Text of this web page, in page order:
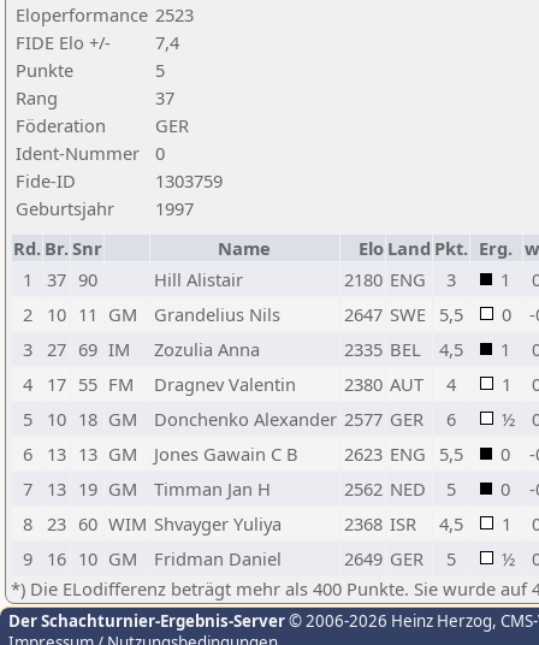
Eloperformance 2523
FIDE Elo +/-
7,4
Punkte
5
Rang
37
Föderation
GER
Ident-Nummer
0
Fide-ID
1303759
Geburtsjahr
1997
Rd. Br.Snr Name Elo Land Pkt. Erg.
1
37 90 Hill Alistair 2180 ENG 3 1
2
10 11 GM Grandelius Nils 2647 SWE 5,5 0
-
3
27 69 IM Zozulia Anna 2335 BEL 4,5 1
4
17 55 FM Dragnev Valentin 2380 AUT 4 1
5
10 18 GM Donchenko Alexander 2577 GER 6 ½
6
13 13 GM Jones Gawain C B 2623 ENG 5,5 0
-
7
13 19 GM Timman Jan H 2562 NED 5 0
-
8
23 60 WIM Shvayger Yuliya 2368 ISR 4,5 1
9
16 10 GM Fridman Daniel 2649 GER 5 ½
*) Die ELodifferenz beträgt mehr als 400 Punkte. Sie wurde auf
Der Schachturnier-Ergebnis-Server© 2006-2026 Heinz Herzog,